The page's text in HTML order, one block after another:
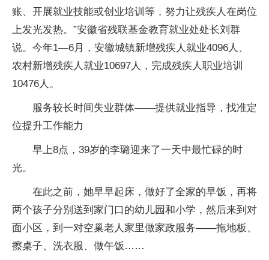
账、开展就业技能或创业培训等，努力让残疾人在岗位
上发光发热。”安徽省残联基金教育就业处处长刘群
说。今年1—6月，安徽城镇新增残疾人就业4096人、
农村新增残疾人就业10697人，完成残疾人职业培训
10476人。
服务较长时间失业群体——提供就业指导，找准定
位提升工作能力
早上8点，39岁的李璐迎来了一天中最忙碌的时
光。
在此之前，她早早起床，做好了全家的早饭，再将
两个孩子分别送到家门口的幼儿园和小学，然后来到对
面小区，到一对空巢老人家里做家政服务——拖地板、
擦桌子、洗衣服、做午饭……